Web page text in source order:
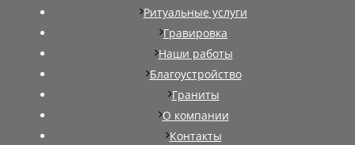
Ритуальные услуги
Гравировка
Наши работы
Благоустройство
Граниты
О компании
Контакты